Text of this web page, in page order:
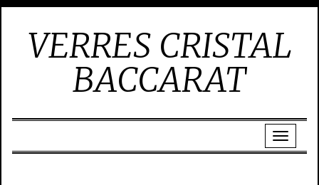
VERRES CRISTAL
BACCARAT